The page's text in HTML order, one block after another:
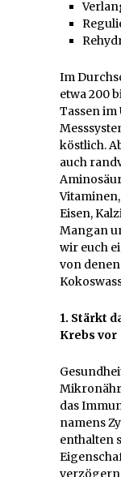
Im
etwa 200
Tassen
köstlich.
auch
Eisen,
Mangan
wir euch
von
1. Stärkt
Krebs vor
das
namens
enthalten